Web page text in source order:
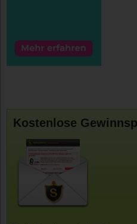
Kostenlose